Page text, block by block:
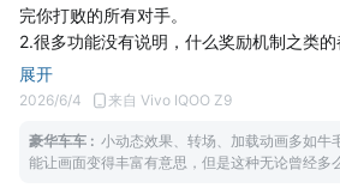
完你打败的所有对手。
2.很多功能没有说明，什么奖励机制之类的
3.服装获取难度比较大，新手没有什么福利
平日里不会有活动赠送抽卡资源，只能是周
4.服装搭配性不高，因为特姿的都是一大
建场景还有点意思，现在看板有新功能了
展开
2026/6/4 来自 Vivo IQOO Z9
豪华车车 : 小动态效果、转场、加载动画多如牛
能让画面变得丰富有意思，但是这种无论曾经多